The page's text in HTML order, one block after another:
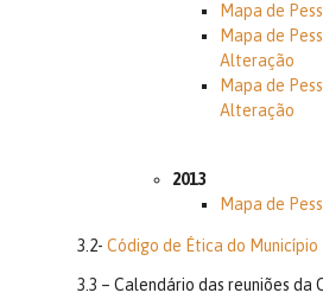
Mapa de
Mapa de
Alteração
Mapa de
Alteração
2013
Mapa de
3.2- Código de Ética do Município
3.3 – Calendário das reuniões da